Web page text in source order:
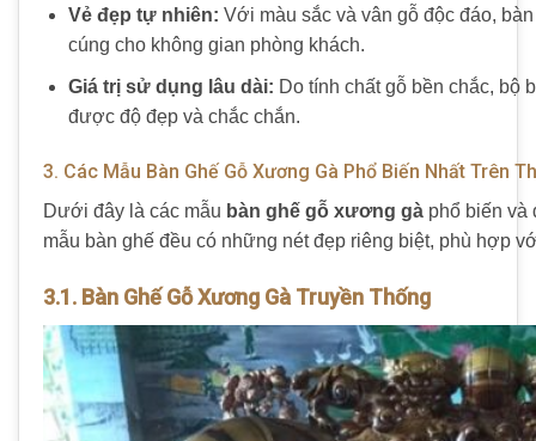
Vẻ đẹp tự nhiên: Với màu sắc và vân gỗ độc đáo,
cúng cho không gian phòng khách.
Giá trị sử dụng lâu dài: Do tính chất gỗ bền chắc, bộ
được độ đẹp và chắc chắn.
3. Các Mẫu Bàn Ghế Gỗ Xương Gà Phổ Biến Nhất Trên
Dưới đây là các mẫu bàn ghế gỗ xương gà phổ biến và
mẫu bàn ghế đều có những nét đẹp riêng biệt, phù hợp
3.1. Bàn Ghế Gỗ Xương Gà Truyền Thống